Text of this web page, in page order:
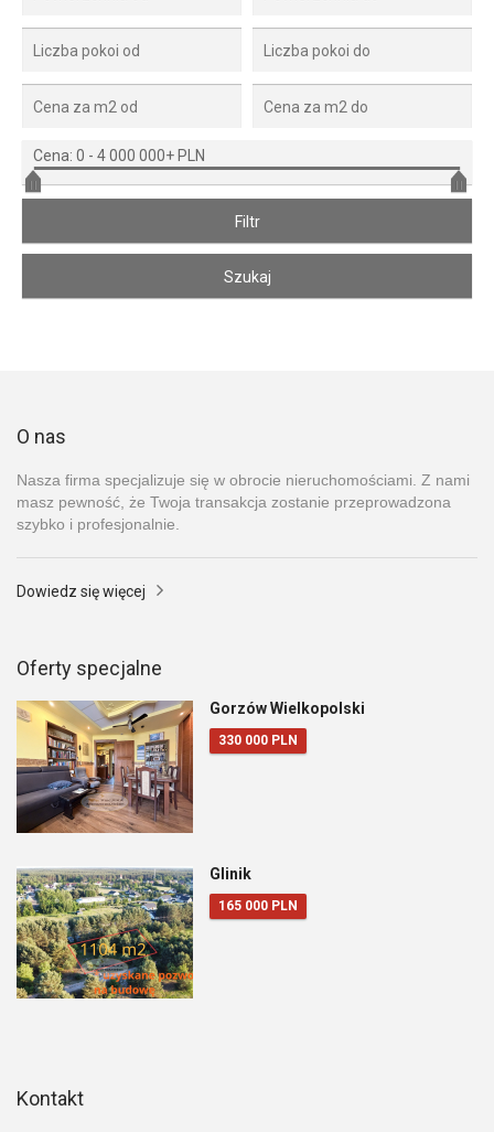
Cena: 0 - 4 000 000+ PLN
O nas
Nasza firma specjalizuje się w obrocie nieruchomościami. Z nami
masz pewność, że Twoja transakcja zostanie przeprowadzona
szybko i profesjonalnie.
Dowiedz się więcej
Oferty specjalne
Gorzów Wielkopolski
330 000 PLN
Glinik
165 000 PLN
Kontakt